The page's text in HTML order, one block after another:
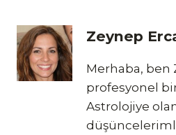
Zeynep
Merhaba, ben
profesyonel
Astrolojiye